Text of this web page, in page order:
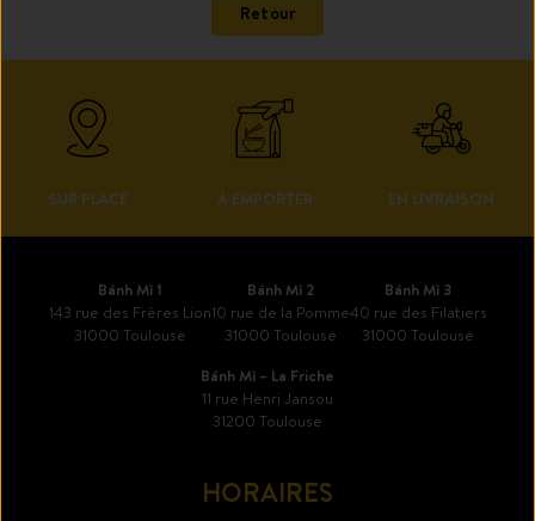
Retour
SUR PLACE À EMPORTER EN LIVRAISON
Bánh Mì 1
143 rue des Frères Lion
31000 Toulouse
Bánh Mì 2
10 rue de la Pomme
31000 Toulouse
Bánh Mì 3
40 rue des Filatiers
31000 Toulouse
Bánh Mì – La Friche
11 rue Henri Jansou
31200 Toulouse
HORAIRES